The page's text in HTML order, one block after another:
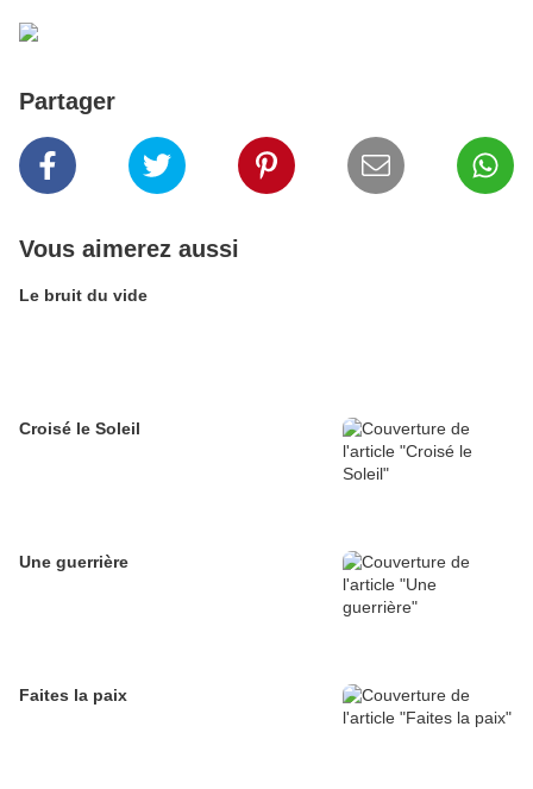
Partager
Vous aimerez aussi
Le bruit du vide
Croisé le Soleil
Une guerrière
Faites la paix